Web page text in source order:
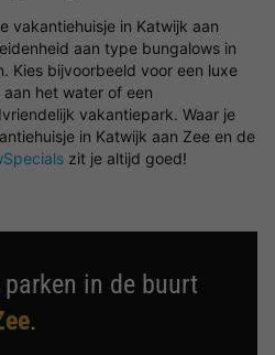
vakantiehuisje in Katwijk aan
aan type bungalows in
Kies bijvoorbeeld voor een luxe
het water of een
vakantiepark. Waar je
in Katwijk aan Zee en de
zit je altijd goed!
in de buurt
.